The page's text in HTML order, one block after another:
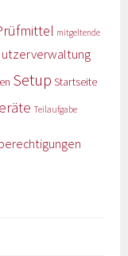
mitgeltende
Setup Startseite
Teilaufgabe